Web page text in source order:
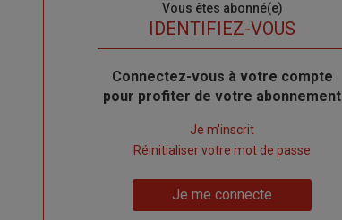
Vous êtes abonné(e)
IDENTIFIEZ-VOUS
Body
Connectez-vous à votre compte
pour profiter de votre abonnement
compte"
Je m'inscrit
Réinitialiser votre mot de passe
Je me connecte